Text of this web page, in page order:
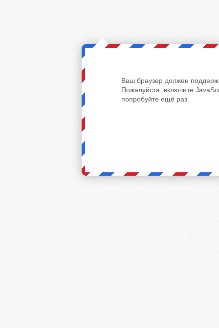
Ваш браузер должен
Пожалуйста, включите
попробуйте ещё раз